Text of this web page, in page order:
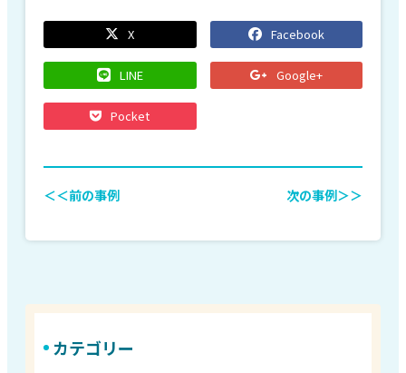
X Facebook
LINE Google+
Pocket
＜＜前の事例 次の事例＞＞
カテゴリー